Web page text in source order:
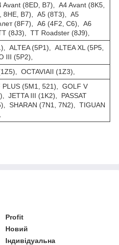
(8ED, B7), A4 Avant (8K5,
8HE, B7), A5 (8T3), A5
(8F7), A6 (4F2, C6), A6
(8J3), TT Roadster (8J9),
ALTEA (5P1), ALTEA XL (5P5,
III (5P2),
OCTAVIAII (1Z3),
(5M1, 521), GOLF V
JETTA III (1K2), PASSAT
SHARAN (7N1, 7N2), TIGUAN
Profit
Новий
Індивідуальна